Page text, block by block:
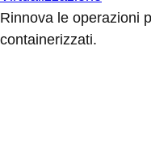
Rinnova le operazioni
containerizzati.